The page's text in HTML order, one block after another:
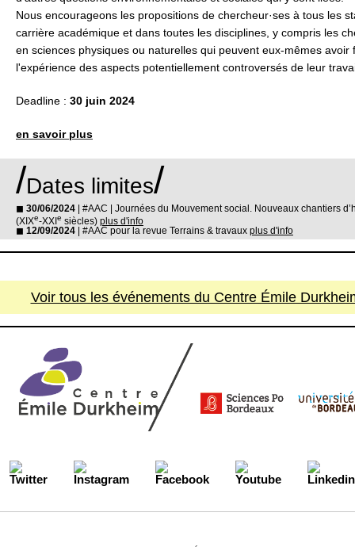
Nous encourageons les propositions de chercheur·ses à tous les
carrière académique et dans toutes les disciplines, y compris les
en sciences physiques ou naturelles qui peuvent eux-mêmes avoir
l'expérience des aspects potentiellement controversés de leur
Deadline : 30 juin 2024
en savoir plus
/Dates limites/
◼ 30/06/2024
| #AAC | Journées du Mouvement social. Nouveaux chantiers
(XIXe-XXI e siècles) plus d'info
◼ 12/09/2024 | #AAC pour la revue Terrains & travaux plus d'info
Voir tous les événements du Centre Émile